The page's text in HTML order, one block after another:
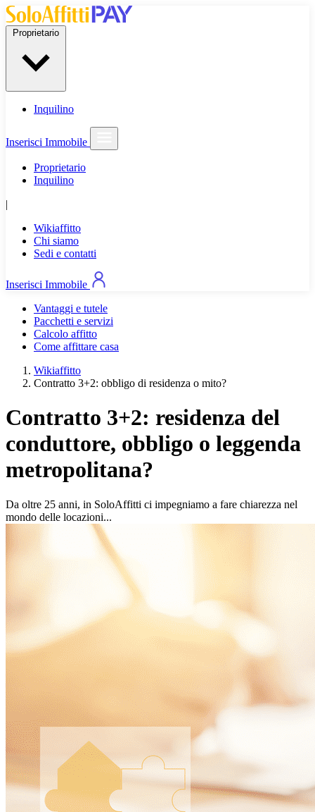
Proprietario
Inquilino
Inserisci Immobile
Proprietario
Inquilino
|
Wikiaffitto
Chi siamo
Sedi e contatti
Inserisci Immobile
Vantaggi e tutele
Pacchetti e servizi
Calcolo affitto
Come affittare casa
Wikiaffitto
Contratto 3+2: obbligo di residenza o mito?
Contratto 3+2: residenza del
conduttore, obbligo o leggenda
metropolitana?
Da oltre 25 anni, in SoloAffitti ci impegniamo a fare chiarezza nel
mondo delle locazioni...